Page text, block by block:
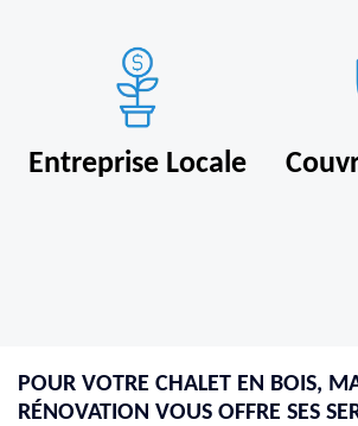
Entreprise Locale
POUR VOTRE CHALET EN BOIS,
RÉNOVATION VOUS OFFRE SES